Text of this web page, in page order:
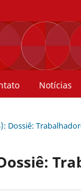
Notícias
Dossiê: